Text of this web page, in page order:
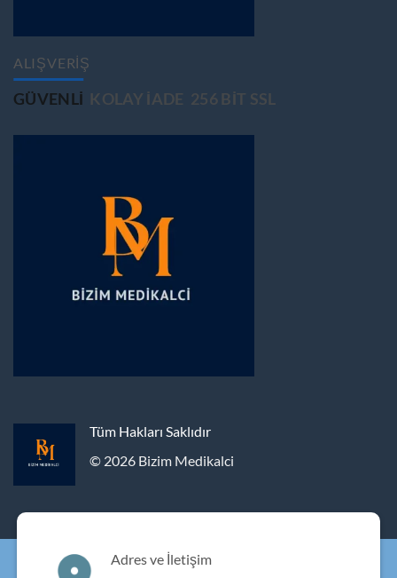
ALIŞVERİŞ
GÜVENLİ KOLAY İADE 256 BİT SSL
Tüm Hakları Saklıdır
© 2026 Bizim Medikalci
Adres ve İletişim